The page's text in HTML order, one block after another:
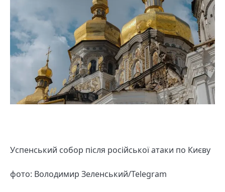
Успенський собор після російської атаки по Києву
фото: Володимир Зеленський/Telegram